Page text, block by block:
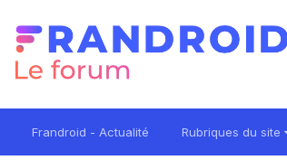
Frandroid - Actualité Rubriques du site